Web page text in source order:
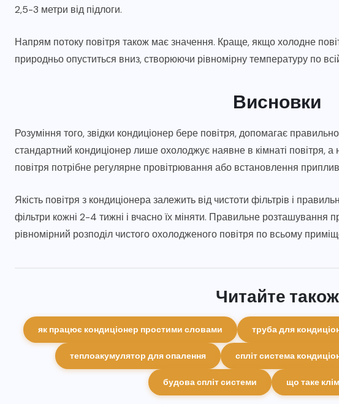
2,5-3 метри від підлоги.
Напрям потоку повітря також має значення. Краще, якщо холодне
природньо опуститься вниз, створюючи рівномірну температуру по
Висновки
Розуміння того, звідки кондиціонер бере повітря, допомагає
стандартний кондиціонер лише охолоджує наявне в кімнаті повітря, а
повітря потрібне регулярне провітрювання або встановлення
Якість повітря з кондиціонера залежить від чистоти фільтрів і
фільтри кожні 2-4 тижні і вчасно їх міняти. Правильне розташування
рівномірний розподіл чистого охолодженого повітря по всьому
Читайте також
як працює кондиціонер простими словами труба для
теплоакумулятор для опалення спліт система
будова спліт системи що таке